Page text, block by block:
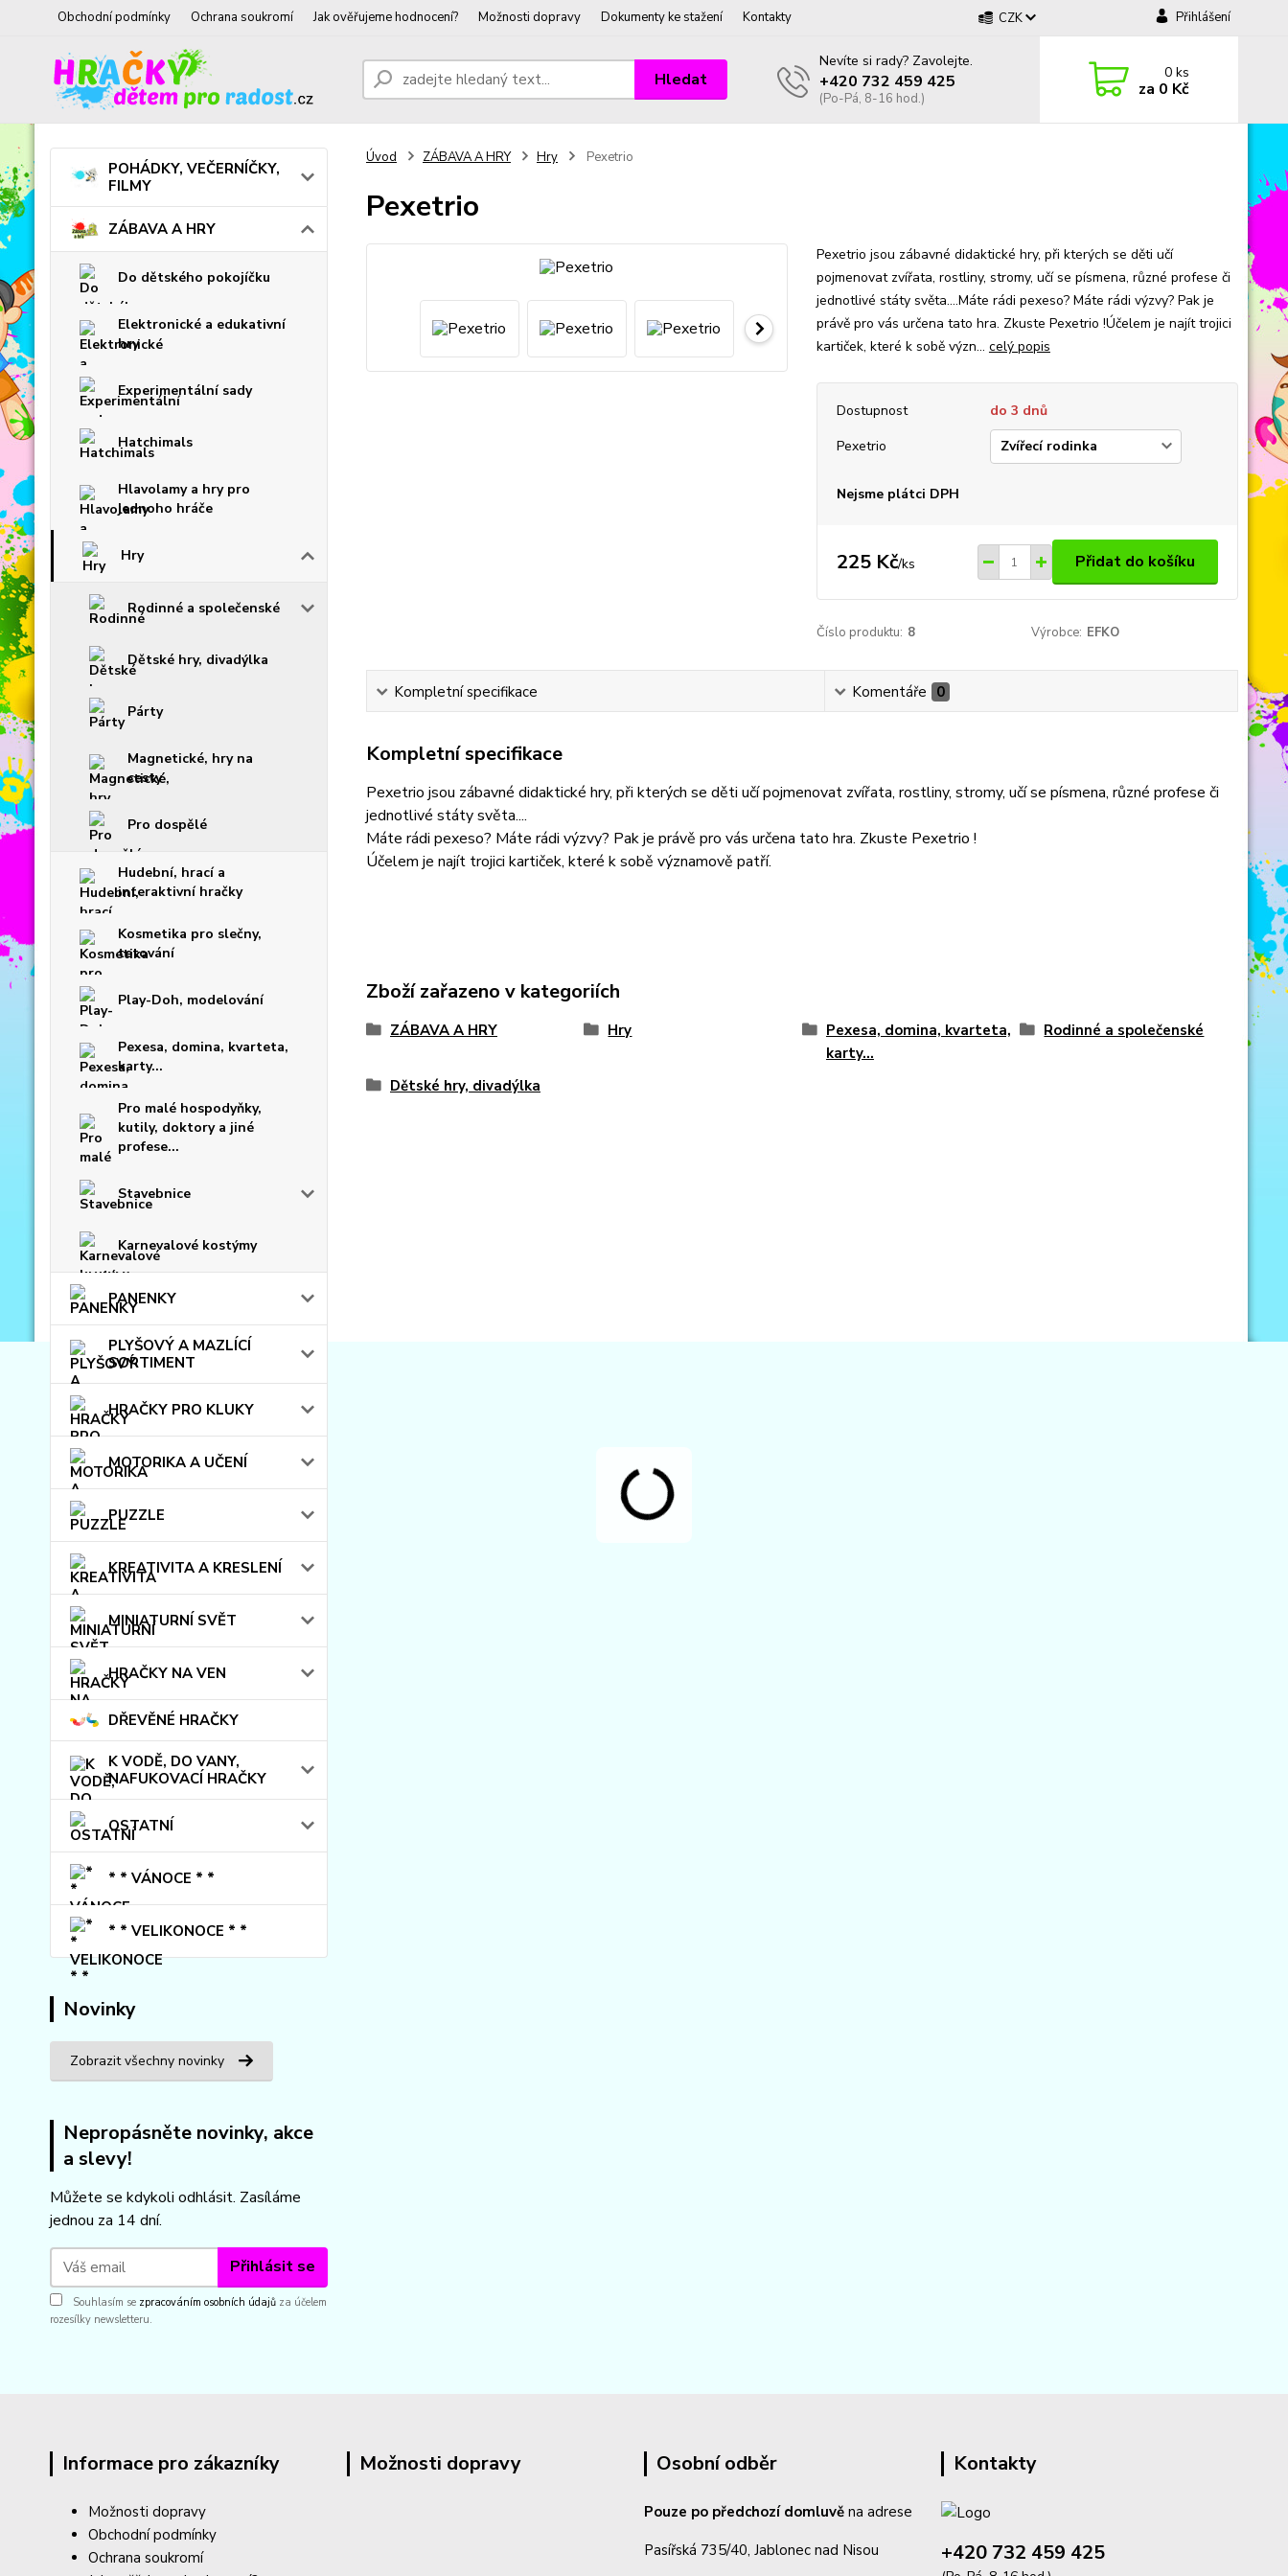
Obchodní podmínky Ochrana soukromí Jak ověřujeme hodnocení? Možnosti dopravy Dokumenty ke stažení Kontakty CZK Přihlášení
Hledat
Nevíte si rady? Zavolejte.
+420 732 459 425
(Po-Pá, 8-16 hod.)
0ks
za 0 Kč
POHÁDKY, VEČERNÍČKY,
FILMY
ZÁBAVA A HRY
Do dětského pokojíčku
Elektronické a edukativní
hry
Experimentální sady
Hatchimals
Hlavolamy a hry pro
jednoho hráče
Hry
Rodinné a společenské
Dětské hry, divadýlka
Párty
Magnetické, hry na
cesty
Pro dospělé
Hudební, hrací a
interaktivní hračky
Kosmetika pro slečny,
tetování
Play-Doh, modelování
Pexesa, domina, kvarteta,
karty...
Pro malé hospodyňky,
kutily, doktory a jiné
profese...
Stavebnice
Karnevalové kostýmy
PANENKY
PLYŠOVÝ A MAZLÍCÍ
SORTIMENT
HRAČKY PRO KLUKY
MOTORIKA A UČENÍ
PUZZLE
KREATIVITA A KRESLENÍ
MINIATURNÍ SVĚT
HRAČKY NA VEN
DŘEVĚNÉ HRAČKY
K VODĚ, DO VANY,
NAFUKOVACÍ HRAČKY
OSTATNÍ
* * VÁNOCE * *
* * VELIKONOCE * *
Novinky
Zobrazit všechny novinky
Nepropásněte novinky, akce
a slevy!
Můžete se kdykoli odhlásit. Zasíláme
jednou za 14 dní.
Přihlásit se
Souhlasím se zpracováním osobních údajů za účelem
rozesílky newsletteru.
Úvod ZÁBAVA A HRY Hry Pexetrio
Pexetrio
Pexetrio jsou zábavné didaktické hry, při kterých se děti učí
pojmenovat zvířata, rostliny, stromy, učí se písmena, různé profese či
jednotlivé státy světa....Máte rádi pexeso? Máte rádi výzvy? Pak je
právě pro vás určena tato hra. Zkuste Pexetrio !Účelem je najít trojici
kartiček, které k sobě význ... celý popis
Dostupnost
do 3 dnů
Pexetrio
Nejsme plátci DPH
225 Kč/ks Přidat do košíku
Číslo produktu: 8 Výrobce: EFKO
Kompletní specifikace Komentáře 0
Kompletní specifikace
Pexetrio jsou zábavné didaktické hry, při kterých se děti učí pojmenovat zvířata, rostliny, stromy, učí se písmena, různé profese či
jednotlivé státy světa....
Máte rádi pexeso? Máte rádi výzvy? Pak je právě pro vás určena tato hra. Zkuste Pexetrio !
Účelem je najít trojici kartiček, které k sobě významově patří.
Zboží zařazeno v kategoriích
ZÁBAVA A HRY Hry
Pexesa, domina, kvarteta,
karty...
Rodinné a společenské
Dětské hry, divadýlka
Informace pro zákazníky
Možnosti dopravy
Obchodní podmínky
Ochrana soukromí
Možnosti dopravy Osobní odběr
Pouze po předchozí domluvě na adrese
Pasířská 735/40, Jablonec nad Nisou
Kontakty
+420 732 459 425